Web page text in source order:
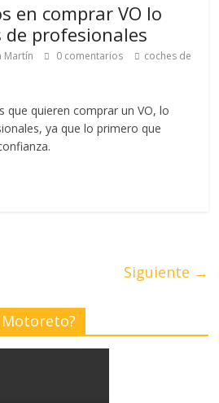
en comprar VO lo
profesionales
Martín 0 comentarios
coches de
que quieren comprar un VO, lo
ya que lo primero que
Siguiente →
Motoreto?